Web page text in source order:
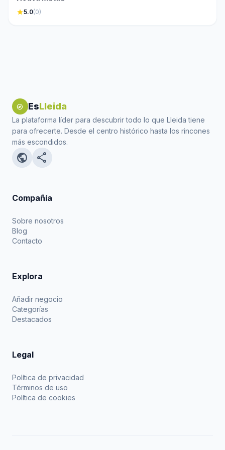
star5.0(0)
explore EsLleida
La plataforma líder para descubrir todo lo que Lleida tiene
para ofrecerte. Desde el centro histórico hasta los rincones
más escondidos.
public share
Compañía
Sobre nosotros
Blog
Contacto
Explora
Añadir negocio
Categorías
Destacados
Legal
Política de privacidad
Términos de uso
Política de cookies